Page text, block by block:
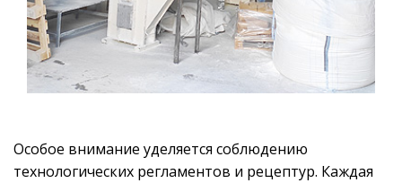
Особое внимание уделяется соблюдению
технологических регламентов и рецептур. Каждая